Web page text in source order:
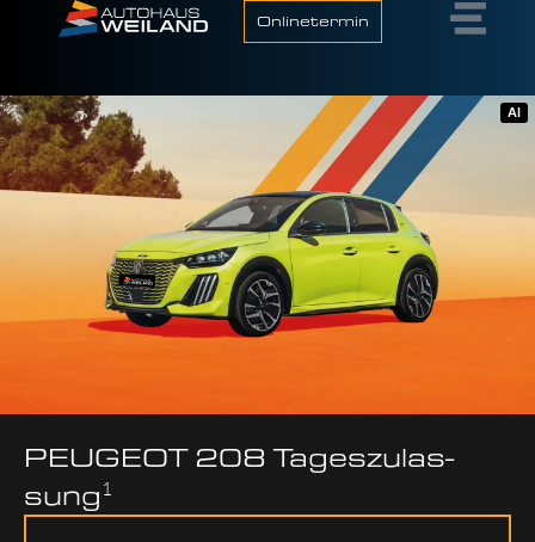
Onlinetermin
PEU­GEOT 208 Tages­zu­las­
sung 1
AI